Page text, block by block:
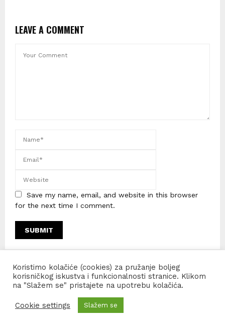
LEAVE A COMMENT
Save my name, email, and website in this browser
for the next time I comment.
Koristimo kolačiće (cookies) za pružanje boljeg
korisničkog iskustva i funkcionalnosti stranice. Klikom
na "Slažem se" pristajete na upotrebu kolačića.
Cookie settings Slažem se